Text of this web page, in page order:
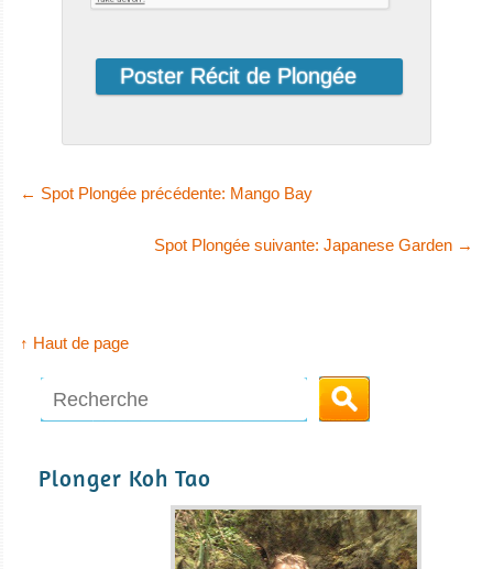
← Spot Plongée précédente: Mango Bay
Spot Plongée suivante: Japanese Garden →
↑ Haut de page
Plonger Koh Tao